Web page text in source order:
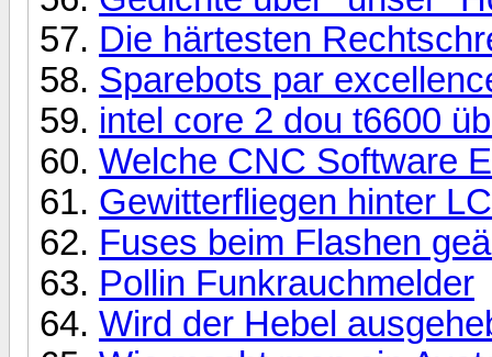
Die härtesten
Sparebots par
intel core 2 dou t6600
Welche CNC Software
Gewitterfliegen hinter
Fuses beim Flashen
Pollin Funkrauchmelder
Wird der Hebel